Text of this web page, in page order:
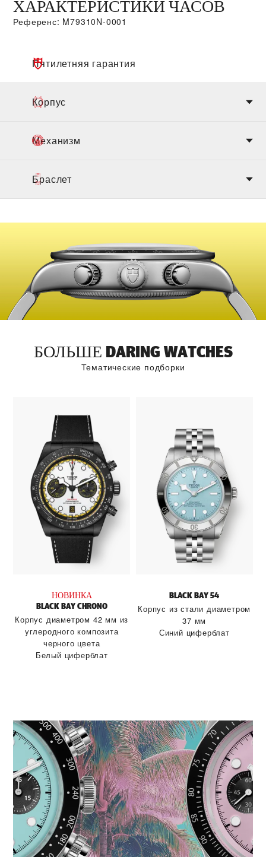
ХАРАКТЕРИСТИКИ ЧАСОВ
Референс: M79310N-0001
Пятилетняя гарантия
Корпус
Механизм
Браслет
БОЛЬШЕ DARING WATCHES
Тематические подборки
НОВИНКА
BLACK BAY CHRONO
Корпус диаметром 42 мм из
углеродного композита
черного цвета
Белый циферблат
BLACK BAY 54
Корпус из стали диаметром
37 мм
Синий циферблат